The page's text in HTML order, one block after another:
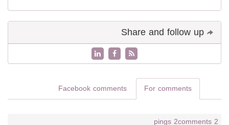
For comments
Facebook comments
2 comments
2 pings